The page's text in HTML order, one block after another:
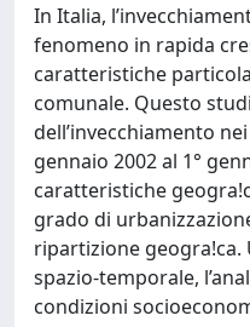
In Italia,
fenomeno in rapida
caratteristiche
comunale. Questo
dell’invecchiamento
gennaio 2002 al 1°
caratteristiche
grado di
ripartizione
spazio-temporale,
condizioni